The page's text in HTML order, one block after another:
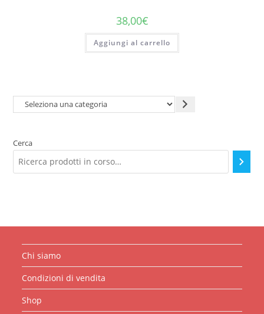
38,00€
Aggiungi al carrello
Seleziona
Cerca
Chi siamo
Condizioni di vendita
Shop